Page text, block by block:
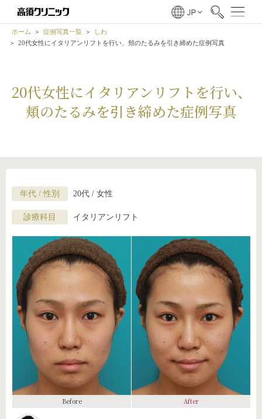
ホーム 症例写真一覧
しわ
20代女性にイタリアンリフトを行い、頬のたるみを引き締めた症例写真
20代女性にイタリアンリフトを行い、
頬のたるみを引き締めた症例写真
年代 / 性別 20代 / 女性
診療科目 イタリアンリフト
Before After